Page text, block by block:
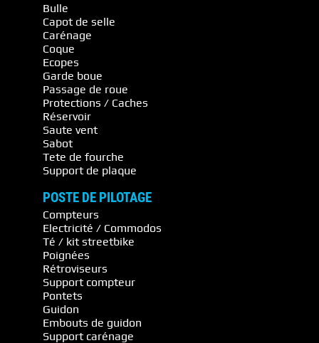
Bulle
Capot de selle
Carénage
Coque
Ecopes
Garde boue
Passage de roue
Protections / Caches
Réservoir
Saute vent
Sabot
Tete de fourche
Support de plaque
POSTE DE PILOTAGE
Compteurs
Electricité / Commodos
Té / kit streetbike
Poignées
Rétroviseurs
Support compteur
Pontets
Guidon
Embouts de guidon
Support carénage